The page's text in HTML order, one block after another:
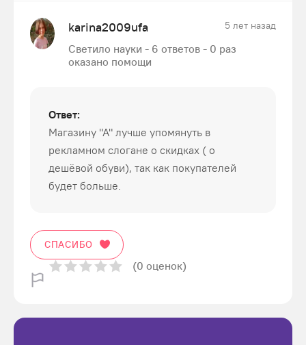
karina2009ufa 5 лет назад
Светило науки - 6 ответов - 0 раз
оказано помощи
Ответ:
Магазину "А" лучше упомянуть в
рекламном слогане о скидках ( о
дешёвой обуви), так как покупателей
будет больше.
СПАСИБО
(0 оценок)